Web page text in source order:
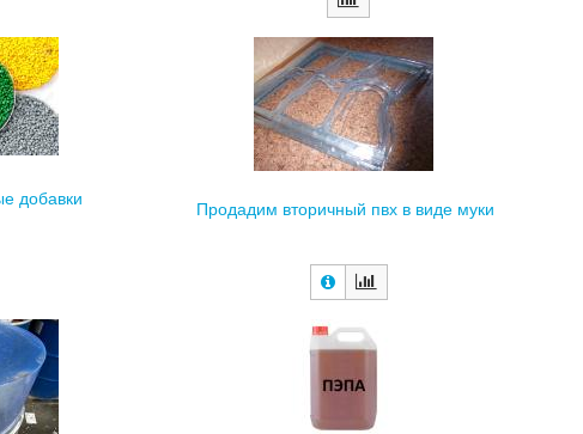
добавки
Продадим вторичный пвх в виде муки